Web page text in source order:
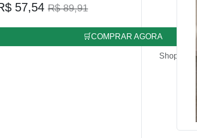
57,54 R$ 89,91
🛒COMPRAR AGORA